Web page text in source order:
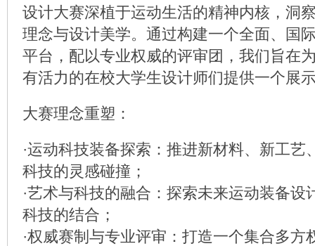
设计大赛深植于运动生活的精神内核，洞
理念与设计美学。通过构建一个全面、国
平台，配以专业权威的评审团，我们旨在
有活力的在校大学生设计师们提供一个展
大赛理念重塑：
·运动科技装备探索：推进新材料、新工艺
科技的灵感碰撞；
·艺术与科技的融合：探索未来运动装备设
科技的结合；
·权威赛制与专业评审：打造一个集合多方